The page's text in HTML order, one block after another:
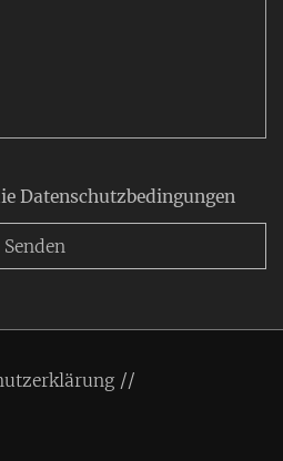
Datenschutzbedingungen